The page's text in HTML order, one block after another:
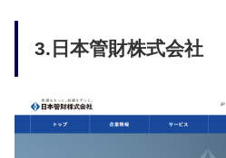
3.日本管財株式会社